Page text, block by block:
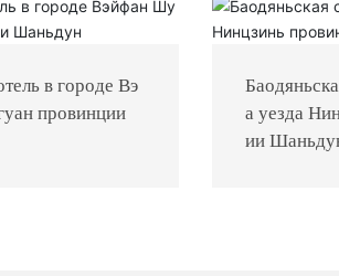
в городе Вэ
провинции
а уезда
ии